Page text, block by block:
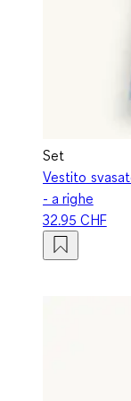
Set
Vestito
- a righe
32.95 CHF